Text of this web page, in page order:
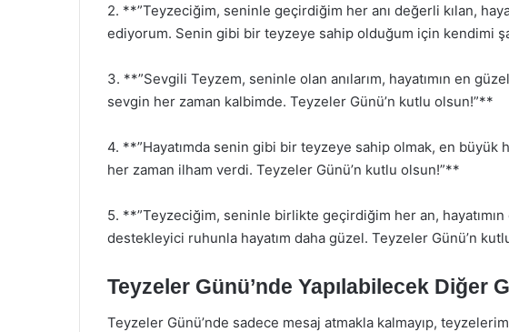
2. **”Teyzeciğim, seninle geçirdiğim her anı değerli kılan,
ediyorum. Senin gibi bir teyzeye sahip olduğum için kendimi
3. **”Sevgili Teyzem, seninle olan anılarım, hayatımın en
sevgin her zaman kalbimde. Teyzeler Günü’n kutlu olsun!”**
4. **”Hayatımda senin gibi bir teyzeye sahip olmak, en
her zaman ilham verdi. Teyzeler Günü’n kutlu olsun!”**
5. **”Teyzeciğim, seninle birlikte geçirdiğim her an, hayatımın
destekleyici ruhunla hayatım daha güzel. Teyzeler Günü’n
Teyzeler Günü’nde Yapılabilecek Diğer
Teyzeler Günü’nde sadece mesaj atmakla kalmayıp,